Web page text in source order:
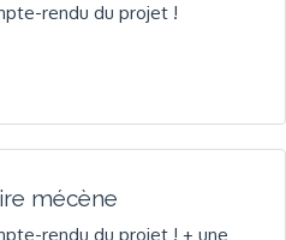
rendu du projet !
mécène
rendu du projet ! + une